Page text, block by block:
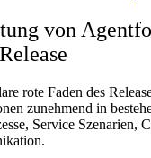
von
rote Faden des
zunehmend in
Service Szenarien,